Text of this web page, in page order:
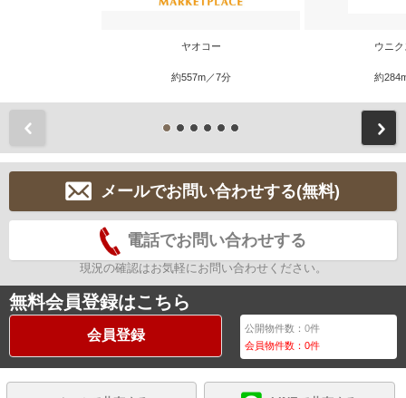
ヤオコー
約557m／7分
ウニ
約
メールでお問い合わせする(無料)
電話でお問い合わせする
現況の確認はお気軽にお問い合わせください。
無料会員登録はこちら
会員登録 公開物件数：0件
会員物件数：0件